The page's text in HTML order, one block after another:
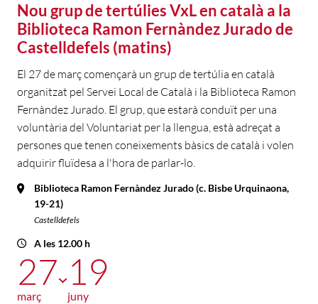
Nou grup de tertúlies VxL en català a la
Biblioteca Ramon Fernàndez Jurado de
Castelldefels (matins)
El 27 de març començarà un grup de tertúlia en català
organitzat pel Servei Local de Català i la Biblioteca Ramon
Fernàndez Jurado. El grup, que estarà conduït per una
voluntària del Voluntariat per la llengua, està adreçat a
persones que tenen coneixements bàsics de català i volen
adquirir fluïdesa a l'hora de parlar-lo.
Biblioteca Ramon Fernàndez Jurado (c. Bisbe Urquinaona,
19-21)
Castelldefels
A les 12.00 h
27
març
19
juny